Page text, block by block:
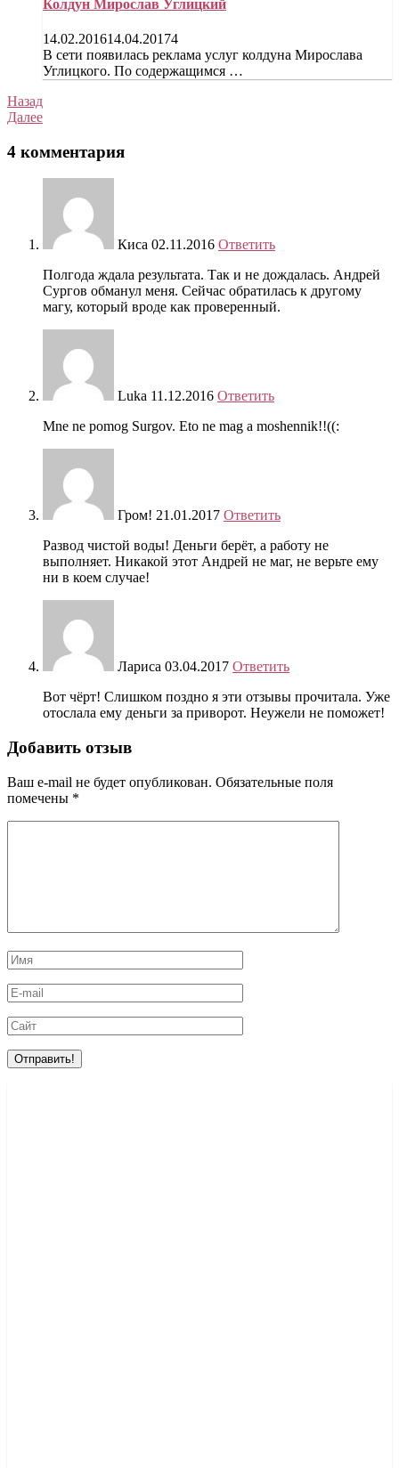
Колдун Мирослав Углицкий
14.02.201614.04.20174
В сети появилась реклама услуг колдуна Мирослава
Углицкого. По содержащимся …
Назад
Далее
4 комментария
Киса 02.11.2016 Ответить
Полгода ждала результата. Так и не дождалась. Андрей
Сургов обманул меня. Сейчас обратилась к другому
магу, который вроде как проверенный.
Luka 11.12.2016 Ответить
Mne ne pomog Surgov. Eto ne mag a moshennik!!((:
Гром! 21.01.2017 Ответить
Развод чистой воды! Деньги берёт, а работу не
выполняет. Никакой этот Андрей не маг, не верьте ему
ни в коем случае!
Лариса 03.04.2017 Ответить
Вот чёрт! Слишком поздно я эти отзывы прочитала. Уже
отослала ему деньги за приворот. Неужели не поможет!
Добавить отзыв
Ваш e-mail не будет опубликован. Обязательные поля
помечены *